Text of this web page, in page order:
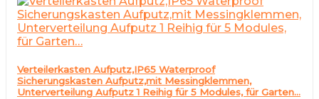
Verteilerkasten Aufputz,IP65 Waterproof
Sicherungskasten Aufputz,mit Messingklemmen,
Unterverteilung Aufputz 1 Reihig für 5 Modules, für Garten…